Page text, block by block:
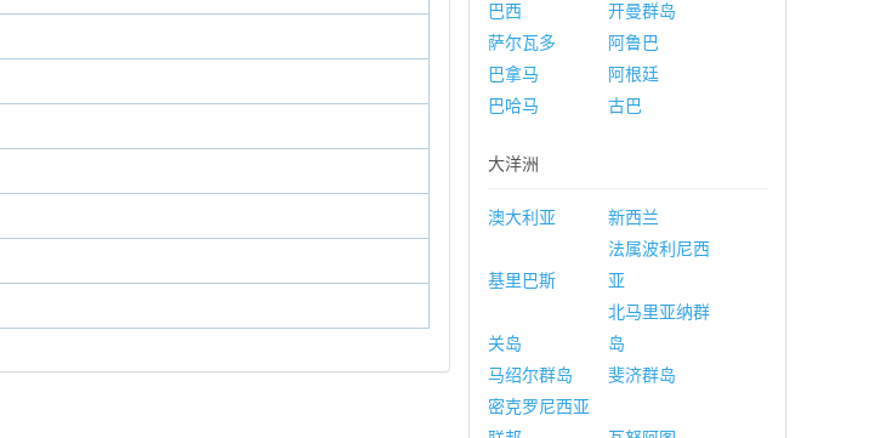
巴西
开曼群岛
萨尔瓦多
阿鲁巴
巴拿马
阿根廷
巴哈马
古巴
大洋洲
澳大利亚 新西兰
基里巴斯
法属波利尼西
亚
关岛
北马里亚纳群
岛
马绍尔群岛
斐济群岛
密克罗尼西亚